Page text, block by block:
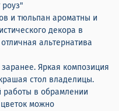
и тюльпан ароматны и
декора в
альтернатива
Яркая композиция
стол владелицы.
работы в обрамлении
можно